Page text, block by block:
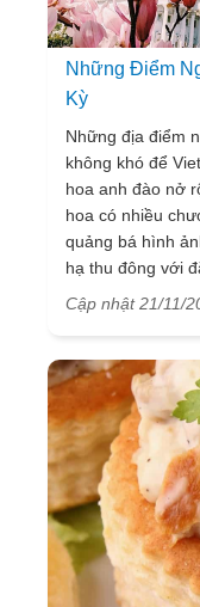
Những Điểm
Kỳ
Những địa điểm
không khó để
hoa anh đào nở
hoa có nhiều
quảng bá hình
hạ thu đông với
quan có sự thay
Cập nhật 21/11/